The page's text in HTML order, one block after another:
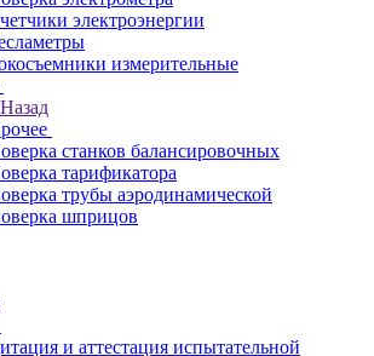
электроэнергии
измерительные
Назад
станков балансировочных
тарификатора
трубы аэродинамической
шприцов
и аттестация испытательной